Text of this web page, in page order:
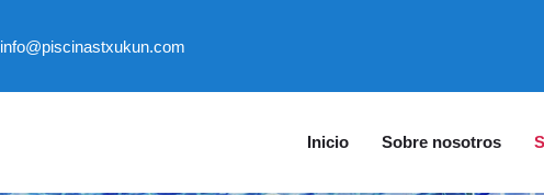
info@piscinastxukun.com
Inicio Sobre nosotros